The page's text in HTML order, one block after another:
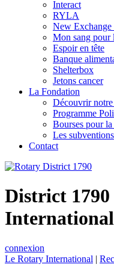
Interact
RYLA
New Exchange
Mon sang pour
Espoir en tête
Banque
Shelterbox
Jetons cancer
La Fondation
Découvrir
Programme
Bourses pour
Les subventions
Contact
District
International
connexion
Le Rotary International |